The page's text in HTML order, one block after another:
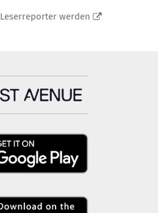
Leserreporter werden